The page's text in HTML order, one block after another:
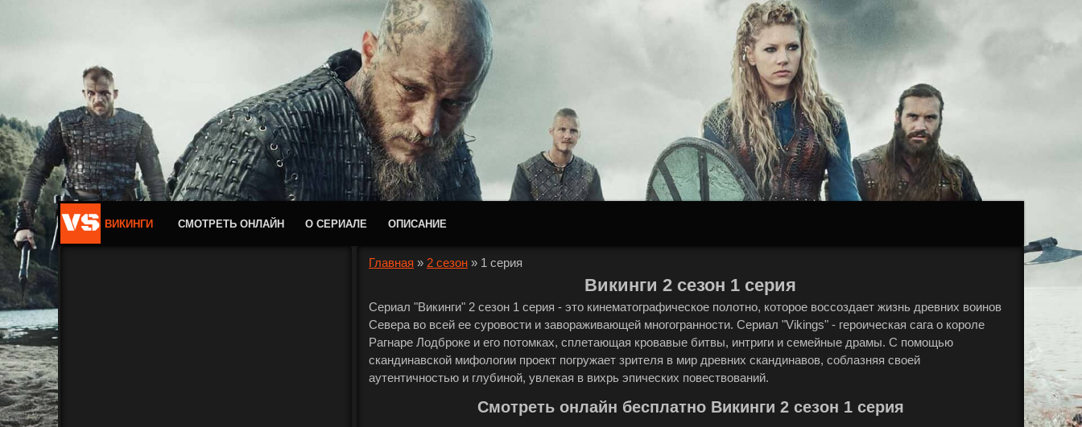
ВИКИНГИ СМОТРЕТЬ ОНЛАЙН О СЕРИАЛЕ ОПИСАНИЕ
Главная » 2 сезон » 1 серия
Викинги 2 сезон 1 серия
Сериал "Викинги" 2 сезон 1 серия - это кинематографическое полотно, которое воссоздает жизнь древних воинов
Севера во всей ее суровости и завораживающей многогранности. Сериал "Vikings" - героическая сага о короле
Рагнаре Лодброке и его потомках, сплетающая кровавые битвы, интриги и семейные драмы. С помощью
скандинавской мифологии проект погружает зрителя в мир древних скандинавов, соблазняя своей
аутентичностью и глубиной, увлекая в вихрь эпических повествований.
Смотреть онлайн бесплатно Викинги 2 сезон 1 серия